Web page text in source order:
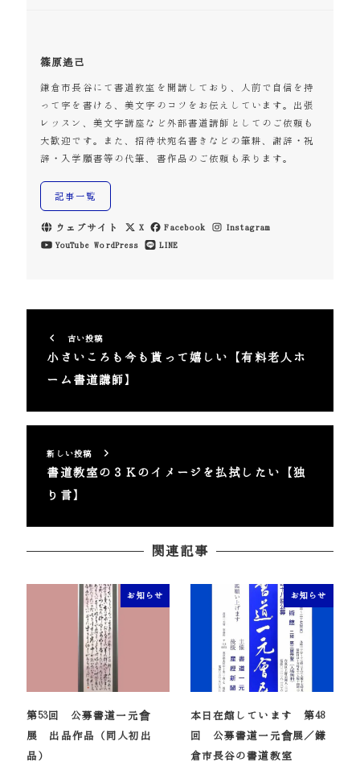
篠原遙己
鎌倉市長谷にて書道教室を開講しており、人前で自信を持
って字を書ける、美文字のコツをお伝えしています。出張
レッスン、美文字講座など外部書道講師としてのご依頼も
大歓迎です。また、招待状宛名書きなどの筆耕、謝辞・祝
辞・入学願書等の代筆、書作品のご依頼も承ります。
記事一覧
ウェブサイト X Facebook
Instagram
YouTube WordPress LINE
古い投稿
小さいころも今も貰って嬉しい【有料老人ホ
ーム書道講師】
新しい投稿
書道教室の３Ｋのイメージを払拭したい【独
り言】
関連記事
お知らせ
第53回 公募書道一元會
展 出品作品（同人初出
品）
お知らせ
本日在館しています 第48
回 公募書道一元會展／鎌
倉市長谷の書道教室